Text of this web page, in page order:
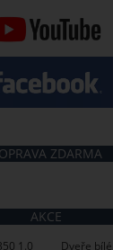
ZDARMA
AKCE
1.0
Dveře